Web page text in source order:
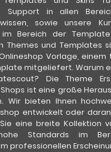
Support in allen
sowie unsere
Bereich der
Themes und Templates
Vorlage,
mitgeliefert. Warum
Die Theme
ist eine große
Wir bieten Ihnen
entwickelt oder
eine breite Kollektion
Standards im
professionellen